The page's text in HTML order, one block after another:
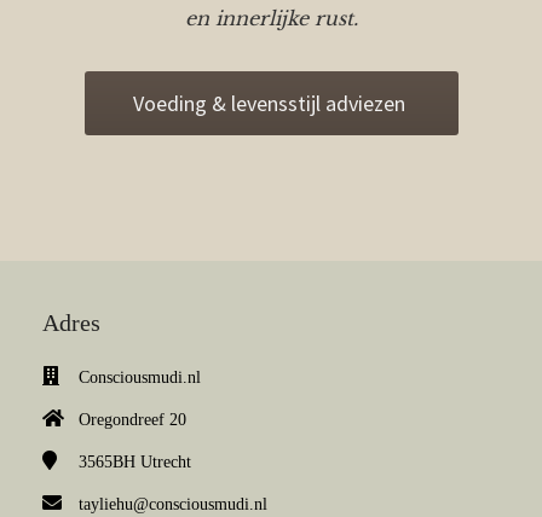
en innerlijke rust.
Voeding & levensstijl adviezen
Adres
Consciousmudi.nl
Oregondreef 20
3565BH Utrecht
tayliehu@consciousmudi.nl